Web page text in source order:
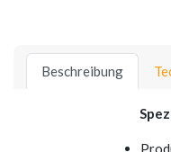
Beschreibung